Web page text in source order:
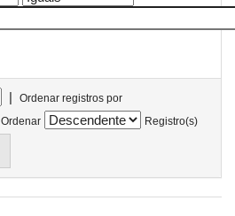
|
Ordenar registros por
Ordenar
Registro(s)